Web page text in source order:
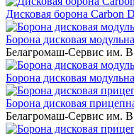
Дисковая борона Carbon
Борона дисковая
Белагромаш-Сервис им.
Борона дисковая
Борона дисковая
Белагромаш-Сервис им.